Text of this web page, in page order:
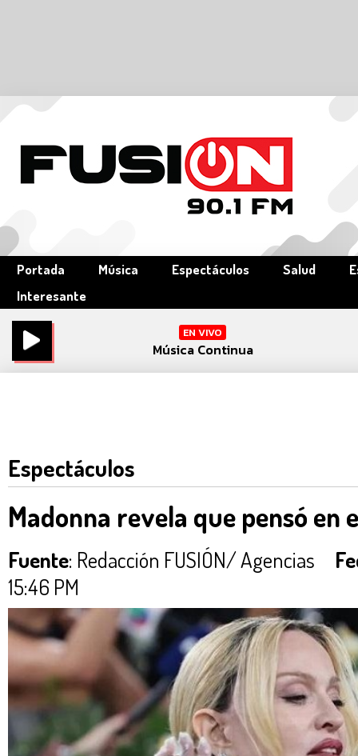
Portada Música Espectáculos Salud
Interesante
EN VIVO
Música Continua
Espectáculos
Madonna revela que pensó en
Fuente: Redacción FUSIÓN/ Agencias
15:46 PM